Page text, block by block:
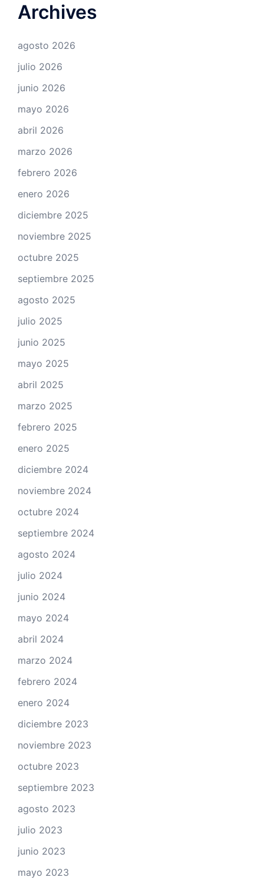
Archives
agosto 2026
julio 2026
junio 2026
mayo 2026
abril 2026
marzo 2026
febrero 2026
enero 2026
diciembre 2025
noviembre 2025
octubre 2025
septiembre 2025
agosto 2025
julio 2025
junio 2025
mayo 2025
abril 2025
marzo 2025
febrero 2025
enero 2025
diciembre 2024
noviembre 2024
octubre 2024
septiembre 2024
agosto 2024
julio 2024
junio 2024
mayo 2024
abril 2024
marzo 2024
febrero 2024
enero 2024
diciembre 2023
noviembre 2023
octubre 2023
septiembre 2023
agosto 2023
julio 2023
junio 2023
mayo 2023